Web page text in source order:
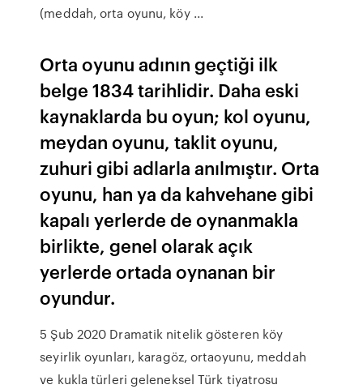
(meddah, orta oyunu, köy ...
Orta oyunu adının geçtiği ilk
belge 1834 tarihlidir. Daha eski
kaynaklarda bu oyun; kol oyunu,
meydan oyunu, taklit oyunu,
zuhuri gibi adlarla anılmıştır. Orta
oyunu, han ya da kahvehane gibi
kapalı yerlerde de oynanmakla
birlikte, genel olarak açık
yerlerde ortada oynanan bir
oyundur.
5 Şub 2020 Dramatik nitelik gösteren köy
seyirlik oyunları, karagöz, ortaoyunu, meddah
ve kukla türleri geleneksel Türk tiyatrosu